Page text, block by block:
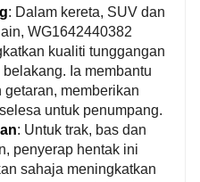
: Dalam kereta, SUV dan
WG1642440382
kualiti tunggangan
Ia membantu
memberikan
untuk penumpang.
: Untuk trak, bas dan
penyerap hentak ini
sahaja meningkatkan